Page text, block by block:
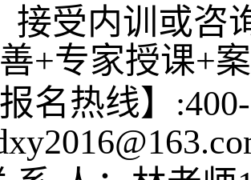
接受内训或咨
+专家授课+
报名热线】